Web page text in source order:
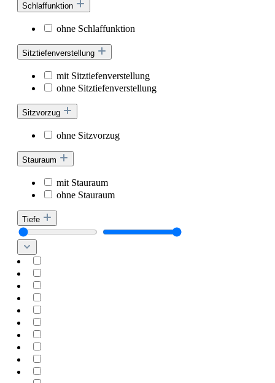
Schlaffunktion
ohne Schlaffunktion
Sitztiefenverstellung
mit Sitztiefenverstellung
ohne Sitztiefenverstellung
Sitzvorzug
ohne Sitzvorzug
Stauraum
mit Stauraum
ohne Stauraum
Tiefe